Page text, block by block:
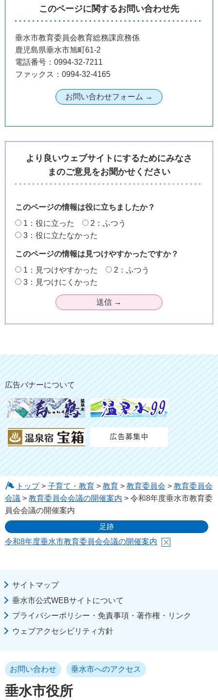
このページに関するお問い合わせ先
垂水市教育委員会教育総務課庶務係
鹿児島県垂水市旭町61-2
電話番号：0994-32-7211
ファックス：0994-32-4165
より良いウェブサイトにするためにみなさ
まのご意見をお聞かせください
このページの情報は役に立ちましたか？
1：役に立った
2：ふつう
3：役に立たなかった
このページの情報は見つけやすかったですか？
1：見つけやすかった
2：ふつう
3：見つけにくかった
広告バナーについて
トップ> 子育て・教育> 教育> 教育委員会 > 教育委員会
会議 > 教育委員会会議の開催案内 > 令和8年度垂水市教育委
員会会議の開催案内
足跡
令和8年度垂水市教育委員会会議の開催案内
サイトマップ
垂水市公式WEBサイトについて
プライバシーポリシー・免責事項・著作権・リンク
ウェブアクセシビリティ方針
垂水市役所
お問い合わせ 垂水市へのアクセス